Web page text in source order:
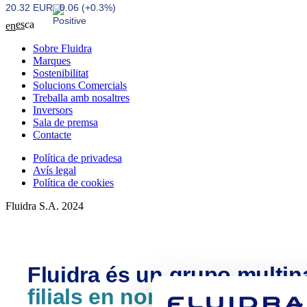
20.32 EUR 0.06 (+0.3%)
enesca
Sobre Fluidra
Marques
Sostenibilitat
Solucions Comercials
Treballa amb nosaltres
Inversors
Sala de premsa
Contacte
Política de privadesa
Avís legal
Política de cookies
Fluidra S.A. 2024
Fluidra és un grupo
filials en nombrosos